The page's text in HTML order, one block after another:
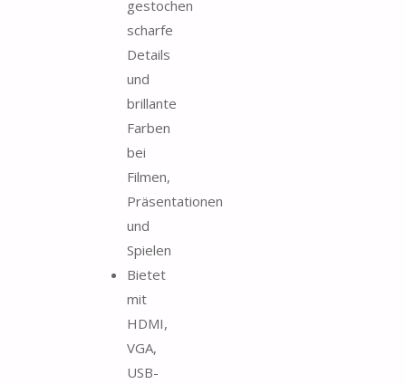
gestochen
scharfe
Details
und
brillante
Farben
bei
Filmen,
Präsentationen
und
Spielen
Bietet
mit
HDMI,
VGA,
USB-